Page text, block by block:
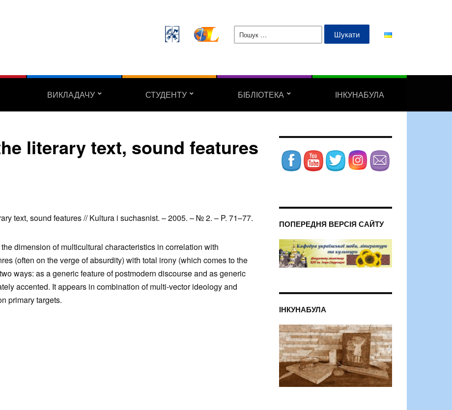
Пошук:
ВИКЛАДАЧУ СТУДЕНТУ БІБЛІОТЕКА ІНКУНАБУЛА
literary text, sound features
text, sound features // Kultura i suchasnist. – 2005. – № 2. – P. 71–77.
dimension of multicultural characteristics in correlation with
(often on the verge of absurdity) with total irony (which comes to the
ways: as a generic feature of postmodern discourse and as generic
accented. It appears in combination of multi-vector ideology and
primary targets.
ПОПЕРЕДНЯ ВЕРСІЯ САЙТУ
ІНКУНАБУЛА